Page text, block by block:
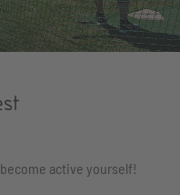
active yourself!